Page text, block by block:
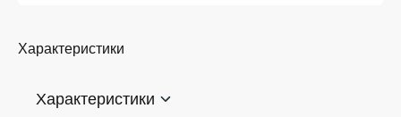
Характеристики
Характеристики